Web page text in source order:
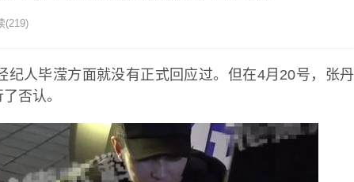
(219)
纪人毕滢方面就没有正式回应过。但在4月20号，张丹
否认。